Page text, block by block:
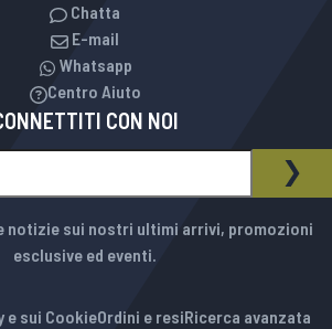
Chatta
E-mail
Whatsapp
Centro Aiuto
CON NOI
notizie sui nostri ultimi arrivi, promozioni
esclusive ed eventi.
e sui CookieOrdini e resiRicerca avanzata